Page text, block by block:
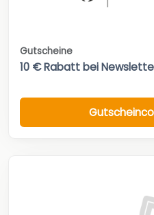
Gutscheine
10 € Rabatt bei